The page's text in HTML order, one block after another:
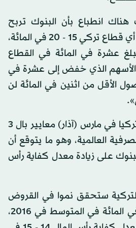
انطباع بأن البنوك تربح
كثيرا جدا. تبلغ ربحية أي قطاع تركي 15 - 20 في المائة،
عشرة في المائة في القطاع
الأسهم الذي خفض إلى عشرة في
الأقل من اثنين في المائة لن
ومن المقرر أن تطبق تركيا في مارس (آذار) معايير بال 3
العالمية، وهو ما يتوقع أن
على زيادة معدل كفاية رأس
ستحقق نموا في القروض
والودائع بين 10 و12 في المائة في المتوسط في 2016،